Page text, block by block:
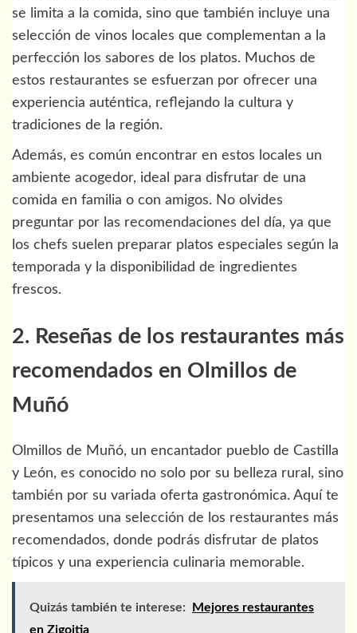
se limita a la comida, sino que también incluye una
selección de vinos locales que complementan a la
perfección los sabores de los platos. Muchos de
estos restaurantes se esfuerzan por ofrecer una
experiencia auténtica, reflejando la cultura y
tradiciones de la región.
Además, es común encontrar en estos locales un
ambiente acogedor, ideal para disfrutar de una
comida en familia o con amigos. No olvides
preguntar por las recomendaciones del día, ya que
los chefs suelen preparar platos especiales según la
temporada y la disponibilidad de ingredientes
frescos.
2. Reseñas de los restaurantes más
recomendados en Olmillos de
Muñó
Olmillos de Muñó, un encantador pueblo de Castilla
y León, es conocido no solo por su belleza rural, sino
también por su variada oferta gastronómica. Aquí te
presentamos una selección de los restaurantes más
recomendados, donde podrás disfrutar de platos
típicos y una experiencia culinaria memorable.
Quizás también te interese:
Mejores restaurantes
en Zigoitia